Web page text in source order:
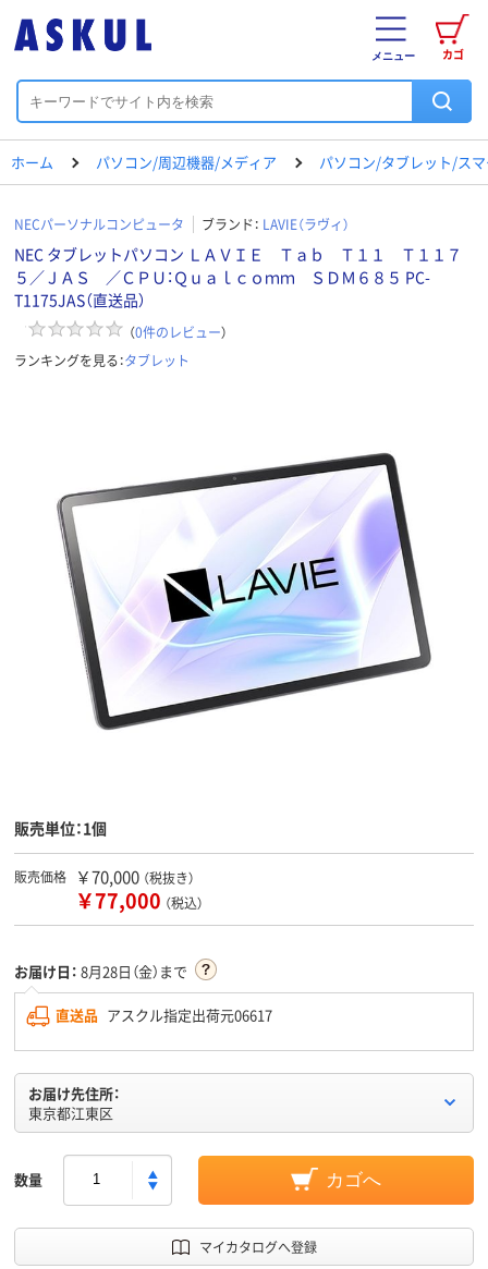
カゴ
メニュー
ホーム パソコン/周辺機器/メディア パソコン/タブレット/ス
NECパーソナルコンピュータ ブランド： LAVIE（ラヴィ）
NEC タブレットパソコン ＬＡＶＩＥ Ｔａｂ Ｔ１１ Ｔ１１７
５／ＪＡＳ ／ＣＰＵ：Ｑｕａｌｃｏｍｍ ＳＤＭ６８５ PC-
T1175JAS（直送品）
（0件のレビュー）
ランキングを見る：タブレット
販売単位：1個
販売価格 ￥70,000 （税抜き）
￥77,000 （税込）
お届け日： 8月28日（金）まで
直送品 アスクル指定出荷元06617
お届け先住所：
東京都江東区
数量 カゴへ
マイカタログへ登録